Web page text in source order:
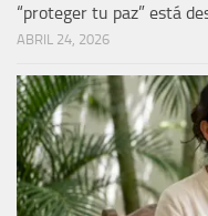
“proteger tu paz” está
ABRIL 24, 2026